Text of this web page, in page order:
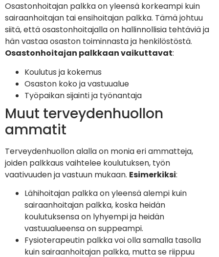
Osastonhoitajan palkka on yleensä korkeampi kuin
sairaanhoitajan tai ensihoitajan palkka. Tämä johtuu
siitä, että osastonhoitajalla on hallinnollisia tehtäviä ja
hän vastaa osaston toiminnasta ja henkilöstöstä.
Osastonhoitajan palkkaan vaikuttavat:
Koulutus ja kokemus
Osaston koko ja vastuualue
Työpaikan sijainti ja työnantaja
Muut terveydenhuollon
ammatit
Terveydenhuollon alalla on monia eri ammatteja,
joiden palkkaus vaihtelee koulutuksen, työn
vaativuuden ja vastuun mukaan. Esimerkiksi:
Lähihoitajan palkka on yleensä alempi kuin
sairaanhoitajan palkka, koska heidän
koulutuksensa on lyhyempi ja heidän
vastuualueensa on suppeampi.
Fysioterapeutin palkka voi olla samalla tasolla
kuin sairaanhoitajan palkka, mutta se riippuu